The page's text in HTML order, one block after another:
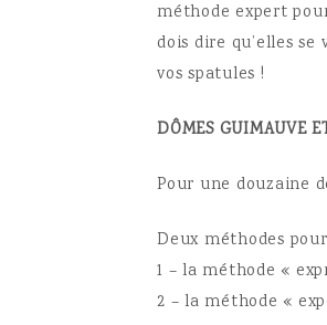
méthode expert
dois dire qu’elles
vos spatules !
DÔMES GUIMAUVE
Pour une douzaine
Deux méthodes
1 – la méthode «
2 – la méthode «